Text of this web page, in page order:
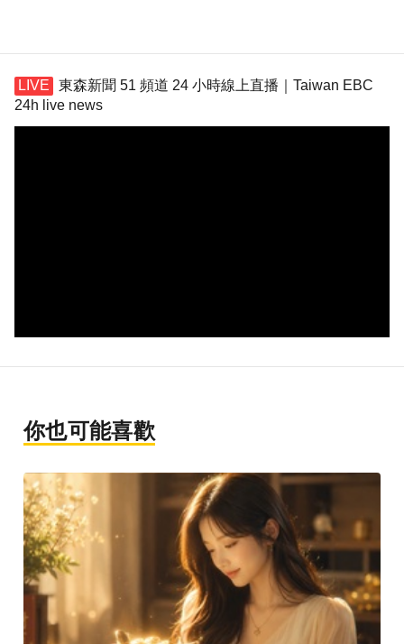
東森新聞 51 頻道 24 小時線上直播｜Taiwan EBC
24h live news
你也可能喜歡